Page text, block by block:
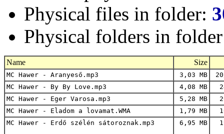
Physical files in folder:
Physical folders in
Name Size
MC Hawer - Aranyeső.mp3 3,03 MB
MC Hawer - By By Love.mp3
4,08 MB
MC Hawer - Eger Varosa.mp3
5,28 MB
MC Hawer - Eladom a lovamat.WMA
1,79 MB
MC Hawer - Erdő szélén sátoroznak.mp3
6,95 MB